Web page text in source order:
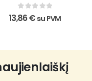
0out of 5
13,86€ su PVM